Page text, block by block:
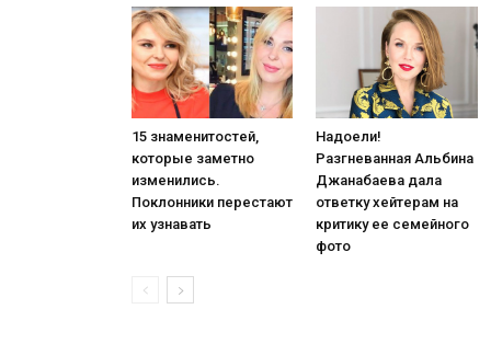
15 знаменитостей,
которые заметно
изменились.
Поклонники перестают
их узнавать
Надоели!
Разгневанная Альбина
Джанабаева дала
ответку хейтерам на
критику ее семейного
фото